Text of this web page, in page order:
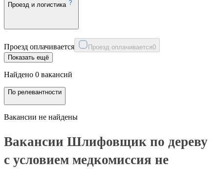
Проезд и логистика
Проезд оплачивается Проезд оплачивается0
Показать ещё
Найдено 0 вакансий
По релевантности
Вакансии не найдены
Вакансии Шлифовщик по дереву
с условием медкомиссия не